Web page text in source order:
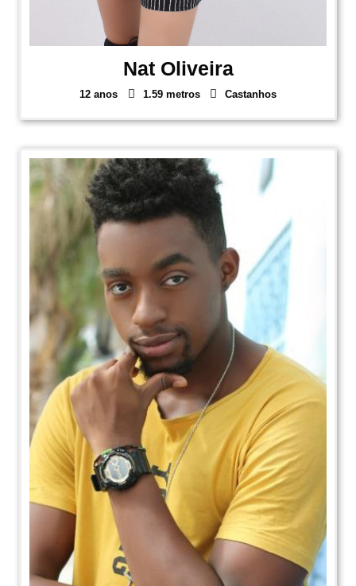
Nat Oliveira
12 anos 1.59 metros Castanhos